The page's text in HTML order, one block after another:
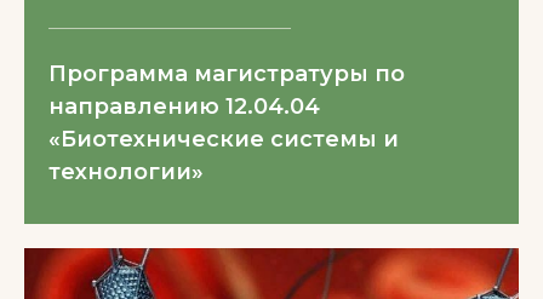
Программа магистратуры по
направлению 12.04.04
«Биотехнические системы и
технологии»